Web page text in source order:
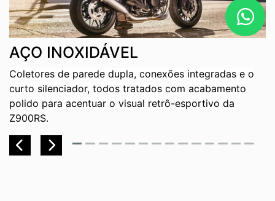
AÇO INOXIDÁVEL
Coletores de parede dupla, conexões integradas e o
curto silenciador, todos tratados com acabamento
polido para acentuar o visual retrô-esportivo da
Z900RS.
Previous Next